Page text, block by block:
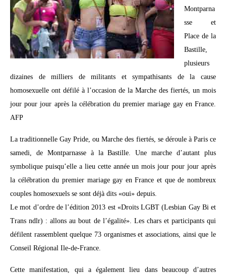
Montparna
sse et
Place de la
Bastille,
plusieurs
dizaines de milliers de militants et sympathisants de la cause
homosexuelle ont défilé à l’occasion de la Marche des fiertés, un mois
jour pour jour après la célébration du premier mariage gay en France.
AFP
La traditionnelle Gay Pride, ou Marche des fiertés, se déroule à Paris ce
samedi, de Montparnasse à la Bastille. Une marche d’autant plus
symbolique puisqu’elle a lieu cette année un mois jour pour jour après
la célébration du premier mariage gay en France et que de nombreux
couples homosexuels se sont déjà dits «oui» depuis.
Le mot d’ordre de l’édition 2013 est «Droits LGBT (Lesbian Gay Bi et
Trans ndlr) : allons au bout de l’égalité». Les chars et participants qui
défilent rassemblent quelque 73 organismes et associations, ainsi que le
Conseil Régional Ile-de-France.
Cette manifestation, qui a également lieu dans beaucoup d’autres